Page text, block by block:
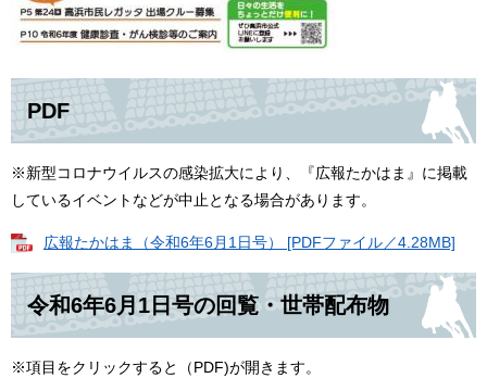
PDF
※新型コロナウイルスの感染拡大により、『広報たかはま』に掲載
しているイベントなどが中止となる場合があります。
広報たかはま（令和6年6月1日号） [PDFファイル／4.28MB]
令和6年6月1日号の回覧・世帯配布物
※項目をクリックすると（PDF)が開きます。